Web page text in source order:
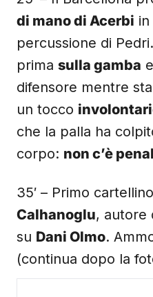
di mano di Acerbi
percussione di
prima sulla gamba
difensore mentre
un tocco
che la palla ha
corpo: non c’è
35′ – Primo
Calhanoglu, autore
su Dani Olmo.
(continua dopo la